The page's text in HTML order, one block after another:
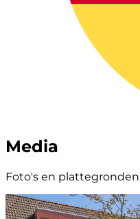
Media
Foto's en